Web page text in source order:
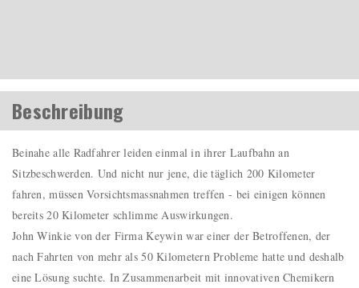
Beschreibung
Beinahe alle Radfahrer leiden einmal in ihrer Laufbahn an
Sitzbeschwerden. Und nicht nur jene, die täglich 200 Kilometer
fahren, müssen Vorsichtsmassnahmen treffen - bei einigen können
bereits 20 Kilometer schlimme Auswirkungen.
John Winkie von der Firma Keywin war einer der Betroffenen, der
nach Fahrten von mehr als 50 Kilometern Probleme hatte und deshalb
eine Lösung suchte. In Zusammenarbeit mit innovativen Chemikern